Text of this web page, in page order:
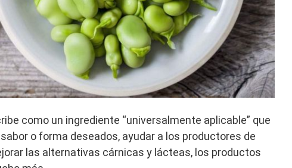
como un ingrediente “universalmente aplicable” que
o forma deseados, ayudar a los productores de
las alternativas cárnicas y lácteas, los productos